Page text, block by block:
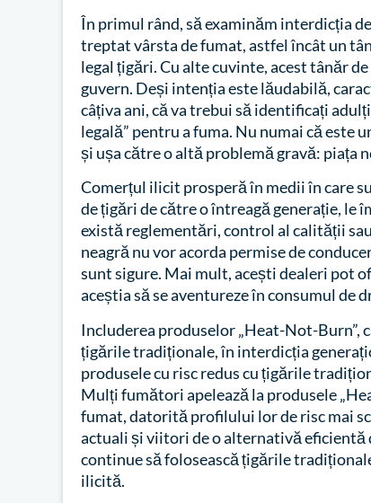
În primul rând, să examinăm interdicția
treptat vârsta de fumat, astfel încât un
legal țigări. Cu alte cuvinte, acest tânăr
guvern. Deși intenția este lăudabilă,
câțiva ani, că va trebui să identificați
legală” pentru a fuma. Nu numai că este
și ușa către o altă problemă gravă: piața
Comerțul ilicit prosperă în medii în care
de țigări de către o întreagă generație, le
există reglementări, control al calității
neagră nu vor acorda permise de
sunt sigure. Mai mult, acești dealeri pot
aceștia să se aventureze în consumul de
Includerea produselor „Heat-Not-Burn”,
țigările tradiționale, în interdicția
produsele cu risc redus cu țigările
Mulți fumători apelează la produsele
fumat, datorită profilului lor de risc mai
actuali și viitori de o alternativă eficientă
continue să folosească țigările
ilicită.